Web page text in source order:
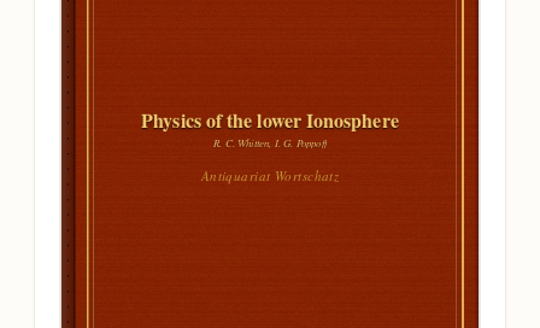
Physics of the lower Ionosphere
R. C. Whitten, I. G. Poppoff
Antiquariat Wortschatz